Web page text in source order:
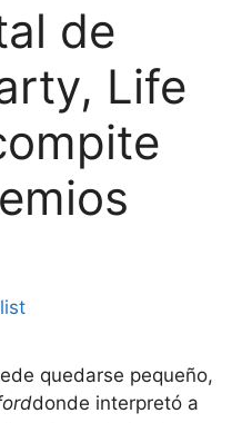
de
Life
quedarse pequeño,
donde interpretó a